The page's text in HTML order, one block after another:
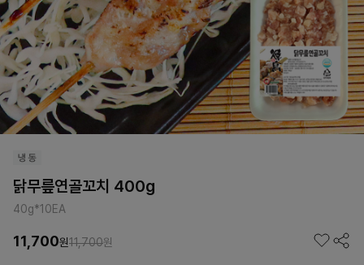
닭무릎연골꼬치 400g
40g*10EA
11,700원11,700원